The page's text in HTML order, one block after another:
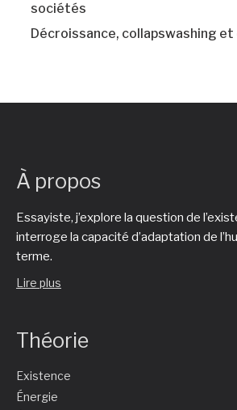
sociétés
Décroissance, collapswashing
À propos
Essayiste, j’explore la question de
interroge la capacité d’adaptation de
terme.
Lire plus
Théorie
Existence
Énergie